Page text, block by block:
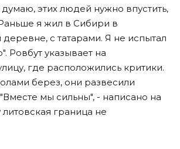
этих людей нужно впустить,
я жил в Сибири в
деревне, с татарами. Я не испытал
Ровбут указывает на
где расположились критики.
берез, они развесили
мы сильны", - написано на
граница не